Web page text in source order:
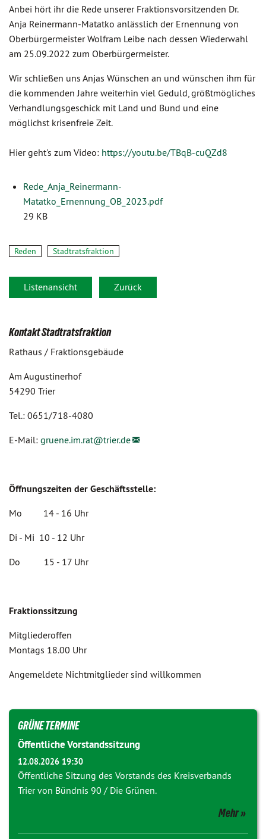
Anbei hört ihr die Rede unserer Fraktionsvorsitzenden Dr.
Anja Reinermann-Matatko anlässlich der Ernennung von
Oberbürgermeister Wolfram Leibe nach dessen Wiederwahl
am 25.09.2022 zum Oberbürgermeister.
Wir schließen uns Anjas Wünschen an und wünschen ihm für
die kommenden Jahre weiterhin viel Geduld, größtmögliches
Verhandlungsgeschick mit Land und Bund und eine
möglichst krisenfreie Zeit.
Hier geht's zum Video: https://youtu.be/TBqB-cuQZd8
Rede_Anja_Reinermann-
Matatko_Ernennung_OB_2023.pdf
29 KB
Reden Stadtratsfraktion
Listenansicht Zurück
Kontakt Stadtratsfraktion
Rathaus / Fraktionsgebäude
Am Augustinerhof
54290 Trier
Tel.: 0651/718-4080
E-Mail: gruene.im.rat@trier.de
Öffnungszeiten der Geschäftsstelle:
Mo 14 - 16 Uhr
Di - Mi 10 - 12 Uhr
Do 15 - 17 Uhr
Fraktionssitzung
Mitgliederoffen
Montags 18.00 Uhr
Angemeldete Nichtmitglieder sind willkommen
GRÜNE TERMINE
Öffentliche Vorstandssitzung
12.08.2026 19:30
Öffentliche Sitzung des Vorstands des Kreisverbands
Trier von Bündnis 90 / Die Grünen.
Mehr